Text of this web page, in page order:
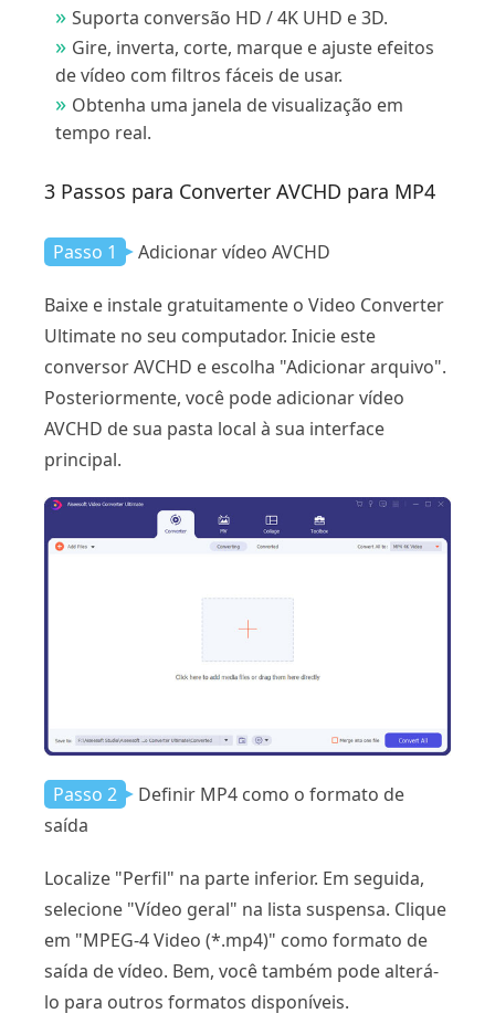
Suporta conversão HD / 4K UHD e 3D.
Gire, inverta, corte, marque e ajuste efeitos
de vídeo com filtros fáceis de usar.
Obtenha uma janela de visualização em
tempo real.
3 Passos para Converter AVCHD para MP4
Passo 1 Adicionar vídeo AVCHD
Baixe e instale gratuitamente o Video Converter
Ultimate no seu computador. Inicie este
conversor AVCHD e escolha "Adicionar arquivo".
Posteriormente, você pode adicionar vídeo
AVCHD de sua pasta local à sua interface
principal.
Passo 2
Definir MP4 como o formato de
saída
Localize "Perfil" na parte inferior. Em seguida,
selecione "Vídeo geral" na lista suspensa. Clique
em "MPEG-4 Video (*.mp4)" como formato de
saída de vídeo. Bem, você também pode alterá-
lo para outros formatos disponíveis.